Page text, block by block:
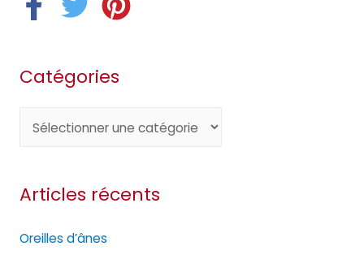
Catégories
é
o
Articles récents
Oreilles d’ânes